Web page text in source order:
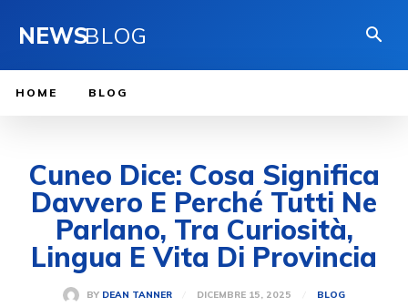
NEWSBLOG
HOME BLOG
Cuneo Dice: Cosa Significa
Davvero E Perché Tutti Ne
Parlano, Tra Curiosità,
Lingua E Vita Di Provincia
BY DEAN TANNER DICEMBRE 15, 2025 BLOG